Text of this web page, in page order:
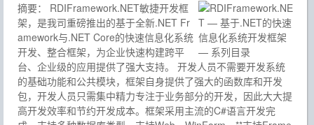
摘要： RDIFramework.NET敏捷开发框
架，是我司重磅推出的基于全新.NET Fr
amework与.NET Core的快速信息化系统
开发、整合框架，为企业快速构建跨平
台、企业级的应用提供了强大支持。 开发人员不需要开发系统
的基础功能和公共模块，框架自身提供了强大的函数库和开发
包，开发人员只需集中精力专注于业务部分的开发，因此大大提
高开发效率和节约开发成本。框架采用主流的C#语言开发完